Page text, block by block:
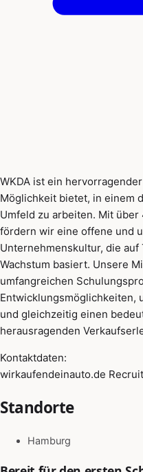
WKDA ist ein
Möglichkeit bietet, in einem
Umfeld zu arbeiten. Mit
fördern wir eine offene und
Unternehmenskultur, die
Wachstum basiert. Unsere
umfangreichen
Entwicklungsmöglichkeiten,
und gleichzeitig einen
herausragenden
Kontaktdaten:
wirkaufendeinauto.de
Standorte
Hamburg